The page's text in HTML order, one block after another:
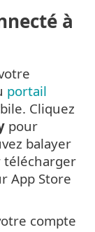
à
portail
Cliquez
pour
balayer
télécharger
App Store
compte